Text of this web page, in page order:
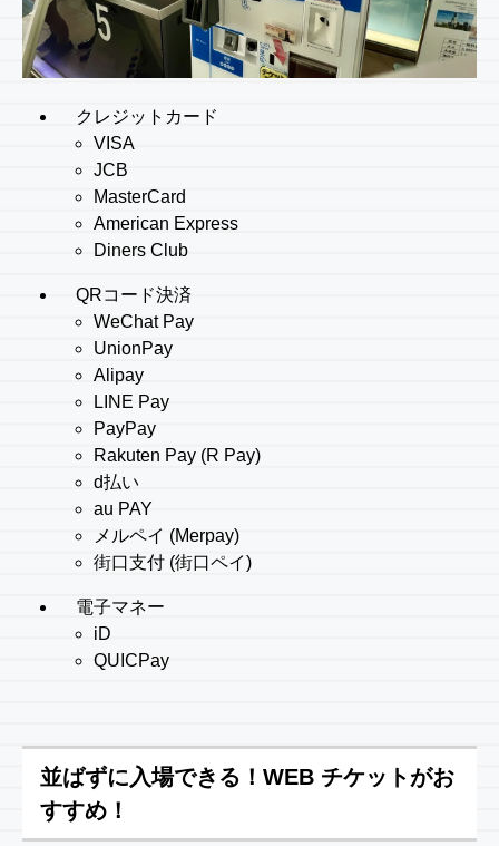
クレジットカード
VISA
JCB
MasterCard
American Express
Diners Club
QRコード決済
WeChat Pay
UnionPay
Alipay
LINE Pay
PayPay
Rakuten Pay (R Pay)
d払い
au PAY
メルペイ (Merpay)
街口支付 (街口ペイ)
電子マネー
iD
QUICPay
並ばずに入場できる！WEB チケットがお
すすめ！